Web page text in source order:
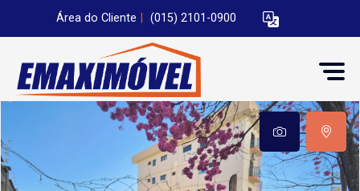
Área do Cliente (015) 2101-0900